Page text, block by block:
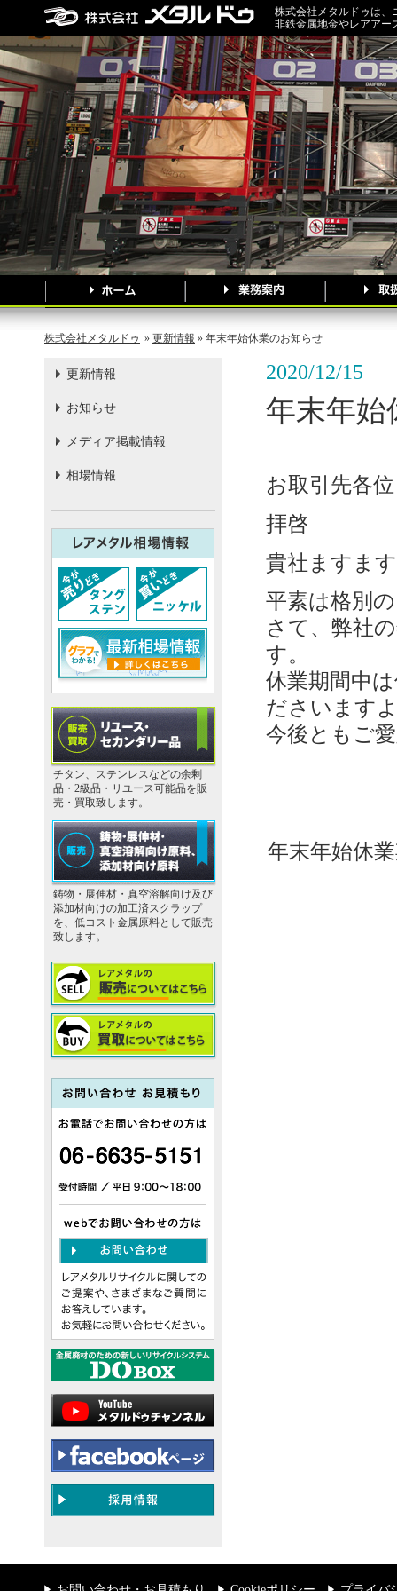
株式会社メタルドゥは、
非鉄金属地金やレアアー
株式会社メタルドゥ » 更新情報 » 年末年始休業のお知らせ
更新情報
お知らせ
メディア掲載情報
相場情報
チタン、ステンレスなどの余剰
品・2級品・リユース可能品を販
売・買取致します。
鋳物・展伸材・真空溶解向け及び
添加材向けの加工済スクラップ
を、低コスト金属原料として販売
致します。
2020/12/15
年末年始
お取引先各位
拝啓
貴社ますま
平素は格別
さて、弊社
す。
休業期間中
ださいます
今後ともご
年末年始休